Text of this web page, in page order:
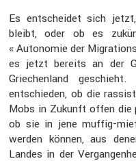
Es entscheidet sich
bleibt, oder ob es
« Autonomie der
es jetzt bereits an der
Griechen­land
entschieden, ob die
Mobs in Zukunft offen die
ob sie in jene muffig-
werden können, aus
Landes in der